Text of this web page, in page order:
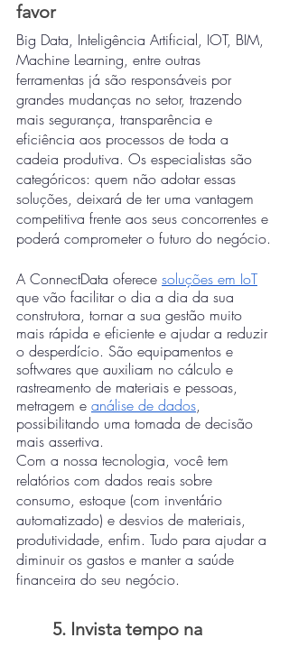
favor
Big Data, Inteligência Artificial, IOT, BIM,
Machine Learning, entre outras
ferramentas já são responsáveis por
grandes mudanças no setor, trazendo
mais segurança, transparência e
eficiência aos processos de toda a
cadeia produtiva. Os especialistas são
categóricos: quem não adotar essas
soluções, deixará de ter uma vantagem
competitiva frente aos seus concorrentes e
poderá comprometer o futuro do negócio.
A ConnectData oferece soluções em IoT
que vão facilitar o dia a dia da sua
construtora, tornar a sua gestão muito
mais rápida e eficiente e ajudar a reduzir
o desperdício. São equipamentos e
softwares que auxiliam no cálculo e
rastreamento de materiais e pessoas,
metragem e análise de dados,
possibilitando uma tomada de decisão
mais assertiva.
Com a nossa tecnologia, você tem
relatórios com dados reais sobre
consumo, estoque (com inventário
automatizado) e desvios de materiais,
produtividade, enfim. Tudo para ajudar a
diminuir os gastos e manter a saúde
financeira do seu negócio.
5. Invista tempo na